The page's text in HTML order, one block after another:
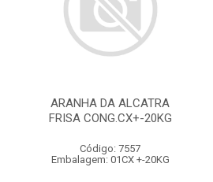
ARANHA DA ALCATRA
FRISA CONG.CX+-20KG
Código: 7557
Embalagem: 01CX +-20KG